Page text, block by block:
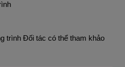
trình Đối tác có thể tham khảo